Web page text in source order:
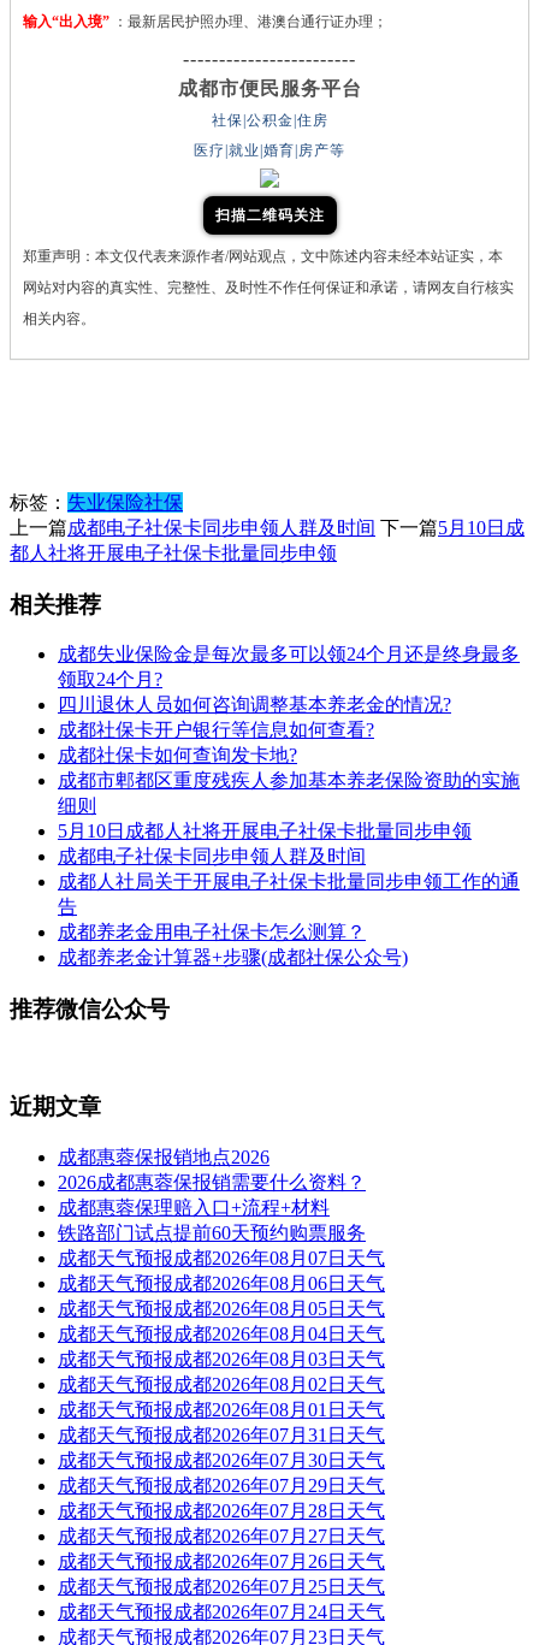
输入“出入境” ：最新居民护照办理、港澳台通行证办理；
------------------------
成都市便民服务平台
社保|公积金|住房
医疗|就业|婚育|房产等
扫描二维码关注
郑重声明：本文仅代表来源作者/网站观点，文中陈述内容未经本站证实，本
网站对内容的真实性、完整性、及时性不作任何保证和承诺，请网友自行核实
相关内容。
标签： 失业保险社保
上一篇成都电子社保卡同步申领人群及时间 下一篇5月10日成
都人社将开展电子社保卡批量同步申领
相关推荐
成都失业保险金是每次最多可以领24个月还是终身最多
领取24个月?
四川退休人员如何咨询调整基本养老金的情况?
成都社保卡开户银行等信息如何查看?
成都社保卡如何查询发卡地?
成都市郫都区重度残疾人参加基本养老保险资助的实施
细则
5月10日成都人社将开展电子社保卡批量同步申领
成都电子社保卡同步申领人群及时间
成都人社局关于开展电子社保卡批量同步申领工作的通
告
成都养老金用电子社保卡怎么测算？
成都养老金计算器+步骤(成都社保公众号)
推荐微信公众号
近期文章
成都惠蓉保报销地点2026
2026成都惠蓉保报销需要什么资料？
成都惠蓉保理赔入口+流程+材料
铁路部门试点提前60天预约购票服务
成都天气预报成都2026年08月07日天气
成都天气预报成都2026年08月06日天气
成都天气预报成都2026年08月05日天气
成都天气预报成都2026年08月04日天气
成都天气预报成都2026年08月03日天气
成都天气预报成都2026年08月02日天气
成都天气预报成都2026年08月01日天气
成都天气预报成都2026年07月31日天气
成都天气预报成都2026年07月30日天气
成都天气预报成都2026年07月29日天气
成都天气预报成都2026年07月28日天气
成都天气预报成都2026年07月27日天气
成都天气预报成都2026年07月26日天气
成都天气预报成都2026年07月25日天气
成都天气预报成都2026年07月24日天气
成都天气预报成都2026年07月23日天气